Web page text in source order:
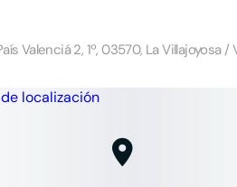
Valenciá 2, 1º, 03570, La Villajoyosa /